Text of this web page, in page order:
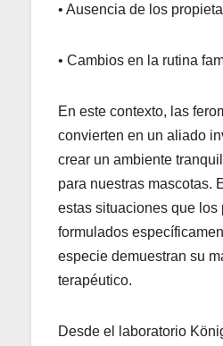
• Ausencia de los
• Cambios en la rutina
En este contexto, las
convierten en un aliado
crear un ambiente
para nuestras mascotas.
estas situaciones que los
formulados
especie demuestran su
terapéutico.
Desde el laboratorio